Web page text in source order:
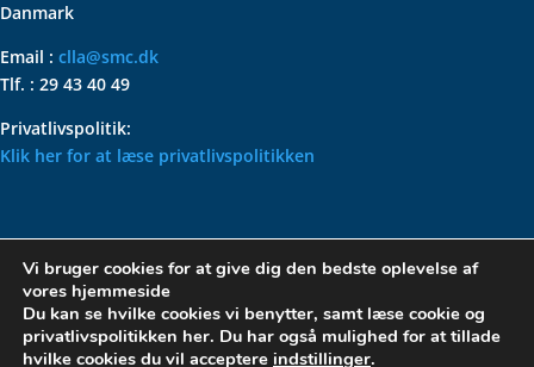
Danmark
Email : clla@smc.dk
Tlf. : 29 43 40 49
Privatlivspolitik:
Klik her for at læse privatlivspolitikken
VOLKSWAGEN CLASSIC
PARTS – HOLDER DIN
KLASSISKE VOLKSWAGEN I
TOPFORM
Vi bruger cookies for at give dig den bedste oplevelse af
vores hjemmeside
Du kan se hvilke cookies vi benytter, samt læse cookie og
privatlivspolitikken her. Du har også mulighed for at tillade
hvilke cookies du vil acceptere indstillinger.